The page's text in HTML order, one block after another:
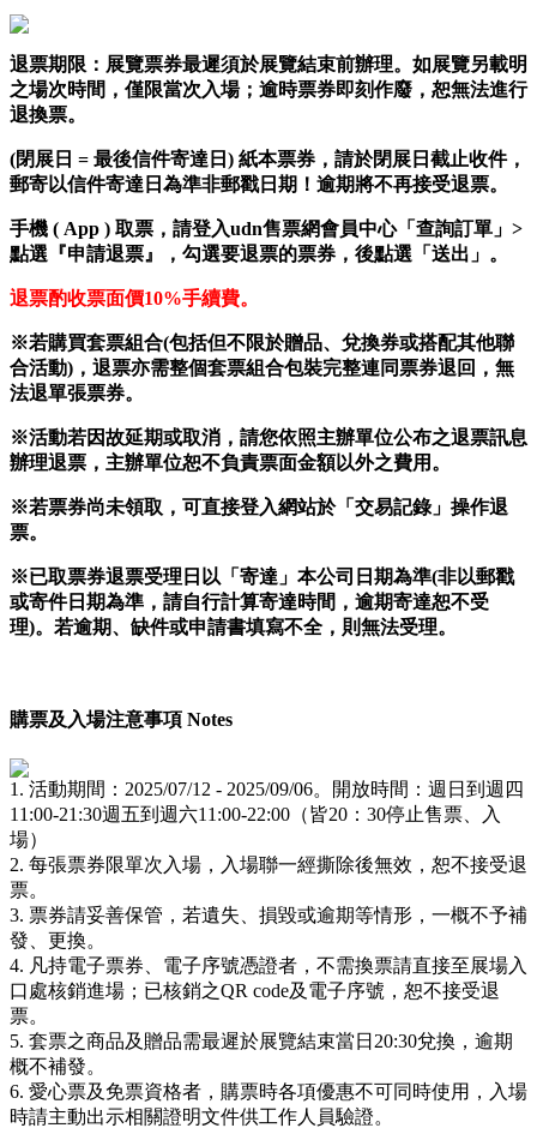
退票期限： 展覽票券最遲須於展覽結束前辦理。如展覽另載明
之場次時間，僅限當次入場；逾時票券即刻作廢，恕無法進行
退換票。
(閉展日 = 最後信件寄達日 ) 紙本票券，請於閉展日截止收件，
郵寄以信件寄達日為準非郵戳日期！逾期將不再接受退票。
手機 ( App ) 取票， 請登入udn售票網會員中心「查詢訂單」>
點選『申請退票』，勾選要退票的票券，後點選「送出」。
退票酌收票面價10%手續費。
※若購買套票組合(包括但不限於贈品、兌換券或搭配其他聯
合活動)，退票亦需整個套票組合包裝完整連同票券退回，無
法退單張票券。
※活動若因故延期或取消，請您依照主辦單位公布之退票訊息
辦理退票，主辦單位恕不負責票面金額以外之費用 。
※若票券尚未領取，可直接登入網站於「交易記錄」操作退
票。
※已取票券退票受理日以「寄達」本公司日期為準(非以郵戳
或寄件日期為準，請自行計算寄達時間，逾期寄達恕不受
理)。若逾期、缺件或申請書填寫不全，則無法受理。
購票及入場注意事項 Notes
1. 活動期間：2025/07/12 - 2025/09/06。開放時間：週日到週四
11:00-21:30週五到週六11:00-22:00（皆20：30停止售票、入
場）
2. 每張票券限單次入場，入場聯一經撕除後無效，恕不接受退
票。
3. 票券請妥善保管，若遺失、損毀或逾期等情形，一概不予補
發、更換。
4. 凡持電子票券、電子序號憑證者，不需換票請直接至展場入
口處核銷進場；已核銷之QR code及電子序號，恕不接受退
票。
5. 套票之商品及贈品需最遲於展覽結束當日20:30兌換，逾期
概不補發。
6. 愛心票及免票資格者，購票時各項優惠不可同時使用，入場
時請主動出示相關證明文件供工作人員驗證。